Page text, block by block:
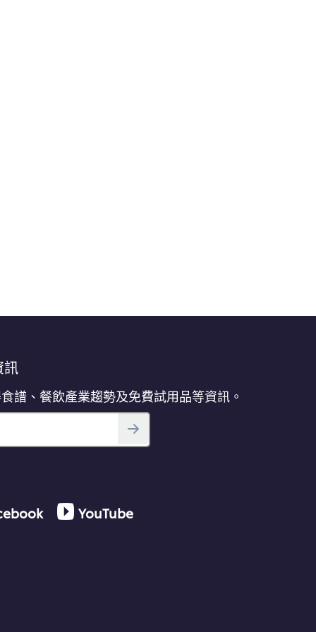
訊
譜、餐飲產業趨勢及免費試用品等資訊。
YouTube